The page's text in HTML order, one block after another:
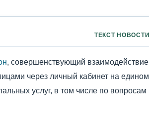
ТЕКСТ НОВОСТИ
, совершенствующий взаимодействие
через личный кабинет на едином
услуг, в том числе по вопросам